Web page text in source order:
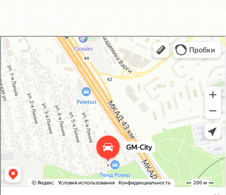
GM-City&VAG-Repair
Автосервис, автотехцентр в Москве
Магазин автозапчастей и автотоваров в Москве